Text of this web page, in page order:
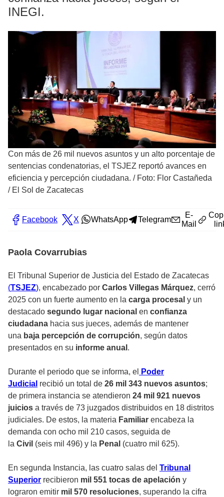
INEGI.
Con más de 26 mil nuevos asuntos y un alto porcentaje de
sentencias condenatorias, el TSJEZ reportó avances en
eficiencia y percepción ciudadana. / Foto: Flor Castañeda
/ El Sol de Zacatecas
Facebook X WhatsApp Telegram
E-
Mail
Paola Covarrubias
El Tribunal Superior de Justicia del Estado de Zacatecas
(TSJEZ), encabezado por Carlos Villegas Márquez, cerró
2025 con un fuerte aumento en la carga procesal y un
destacado segundo lugar nacional en confianza
ciudadana hacia sus jueces, además de mantener
una baja percepción de corrupción, según datos
presentados en su informe anual .
Durante el periodo que se informa, el
Poder
Judicial recibió un total de 26 mil 343 nuevos asuntos;
de primera instancia se atendieron 24 mil 921 nuevos
juicios a través de 73 juzgados distribuidos en 18 distritos
judiciales. De estos, la materia Familiar encabeza la
demanda con ocho mil 210 casos, seguida de
la Civil (seis mil 496) y la Penal (cuatro mil 625).
En segunda Instancia, las cuatro salas del Tribunal
Superior recibieron mil 551 tocas de apelación y
lograron emitir mil 570 resoluciones, superando la cifra